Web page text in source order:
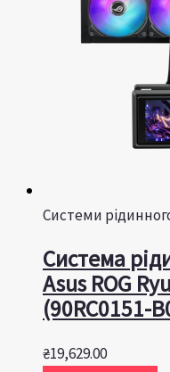
Системи
Система
Asus ROG
(90RC0151-
₴19,629.00